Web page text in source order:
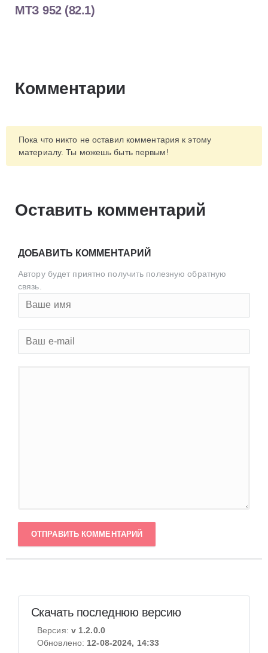
МТЗ 952 (82.1)
Комментарии
Пока что никто не оставил комментария к этому
материалу. Ты можешь быть первым!
Оставить комментарий
ДОБАВИТЬ КОММЕНТАРИЙ
Автору будет приятно получить полезную обратную
связь.
ОТПРАВИТЬ КОММЕНТАРИЙ
Скачать последнюю версию
Версия: v 1.2.0.0
Обновлено: 12-08-2024, 14:33